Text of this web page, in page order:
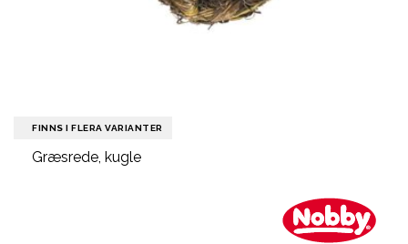
FINNS I FLERA VARIANTER
Græsrede, kugle